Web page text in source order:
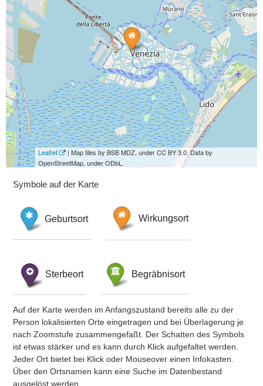
Leaflet
| Map tiles by BSB MDZ, under CC BY 3.0. Data by
OpenStreetMap, under ODbL.
Symbole auf der Karte
Geburtsort Wirkungsort
Sterbeort Begräbnisort
Auf der Karte werden im Anfangszustand bereits alle zu der
Person lokalisierten Orte eingetragen und bei Überlagerung je
nach Zoomstufe zusammengefaßt. Der Schatten des Symbols
ist etwas stärker und es kann durch Klick aufgefaltet werden.
Jeder Ort bietet bei Klick oder Mouseover einen Infokasten.
Über den Ortsnamen kann eine Suche im Datenbestand
ausgelöst werden.